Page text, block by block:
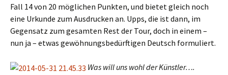
Fall 14 von 20 möglichen Punkten, und bietet gleich noch
eine Urkunde zum Ausdrucken an. Upps, die ist dann, im
Gegensatz zum gesamten Rest der Tour, doch in einem –
nun ja – etwas gewöhnungsbedürftigen Deutsch formuliert.
Was will uns wohl der Künstler….